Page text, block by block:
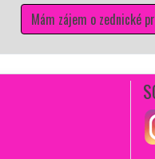
Mám zájem o zednické práce